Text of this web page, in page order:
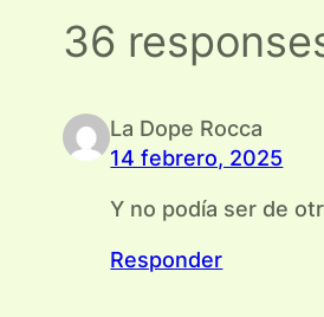
36
La Dope Rocca
14 febrero, 2025
Y no podía ser de
Responder